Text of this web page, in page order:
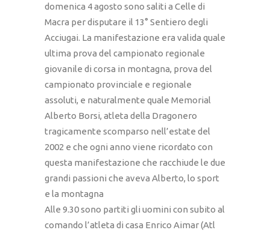
domenica 4 agosto sono saliti a Celle di
Macra per disputare il 13° Sentiero degli
Acciugai. La manifestazione era valida quale
ultima prova del campionato regionale
giovanile di corsa in montagna, prova del
campionato provinciale e regionale
assoluti, e naturalmente quale Memorial
Alberto Borsi, atleta della Dragonero
tragicamente scomparso nell’estate del
2002 e che ogni anno viene ricordato con
questa manifestazione che racchiude le due
grandi passioni che aveva Alberto, lo sport
e la montagna
Alle 9.30 sono partiti gli uomini con subito al
comando l’atleta di casa Enrico Aimar (Atl